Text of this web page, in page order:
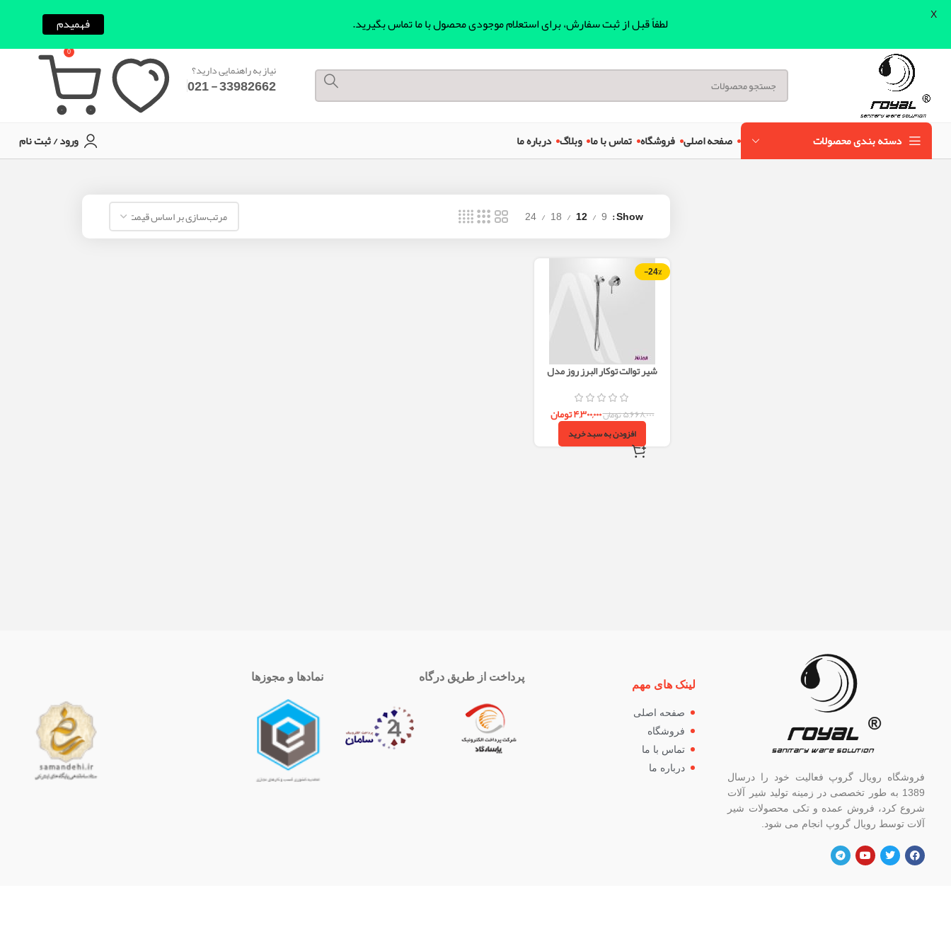
نیاز به راهنمایی دارید؟
33982662 - 021
0
دسته بندی محصولات صفحه اصلی فروشگاه تماس با ما وبلاگ درباره ما ورود / ثبت نام
Show
9
12
18
24
-24%
شیر توالت توکار البرز روز مدل
۵,۶۶۸,۰۰۰تومان۴,۳۰۰,۰۰۰تومان
افزودن به سبد خرید
فروشگاه رویال گروپ فعالیت خود را درسال
1389 به طور تخصصی در زمینه تولید شیر آلات
شروع کرد، فروش عمده و تکی محصولات شیر
آلات توسط رویال گروپ انجام می شود.
لینک های مهم
صفحه اصلی
فروشگاه
تماس با ما
درباره ما
پرداخت از طریق درگاه نمادها و مجوزها
لطفاً قبل از ثبت سفارش، برای استعلام موجودی محصول با ما تماس بگیرید. فهمیدم X